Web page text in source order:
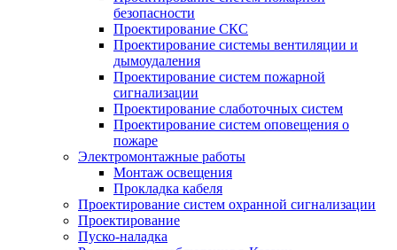
безопасности
Проектирование СКС
Проектирование системы вентиляции и
дымоудаления
Проектирование систем пожарной
сигнализации
Проектирование слаботочных систем
Проектирование систем оповещения о
пожаре
Электромонтажные работы
Монтаж освещения
Прокладка кабеля
Проектирование систем охранной сигнализации
Проектирование
Пуско-наладка